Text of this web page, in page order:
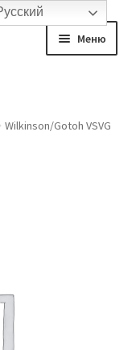
Меню
Wilkinson/Gotoh VSVG